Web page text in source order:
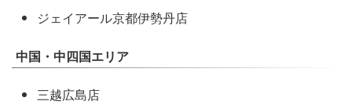
ジェイアール京都伊勢丹店
中国・中四国エリア
三越広島店